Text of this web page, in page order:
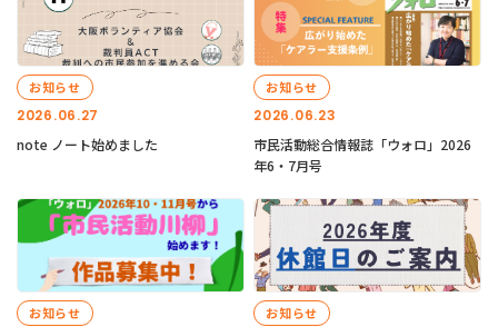
2026.06.27
お知らせ
note ノート始めました
2026.06.23
お知らせ
市民活動総合情報誌「ウォロ」2026
年6・7月号
お知らせ お知らせ